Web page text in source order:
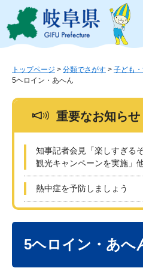
ジ
ュ
このページ
トップページ > 分類でさがす > 子ども
5ヘロイン・あへん
重要なお知らせ
知事記者会見「楽しすぎる
観光キャンペーンを実施」
熱中症を予防しましょう
5ヘロイン・あへ